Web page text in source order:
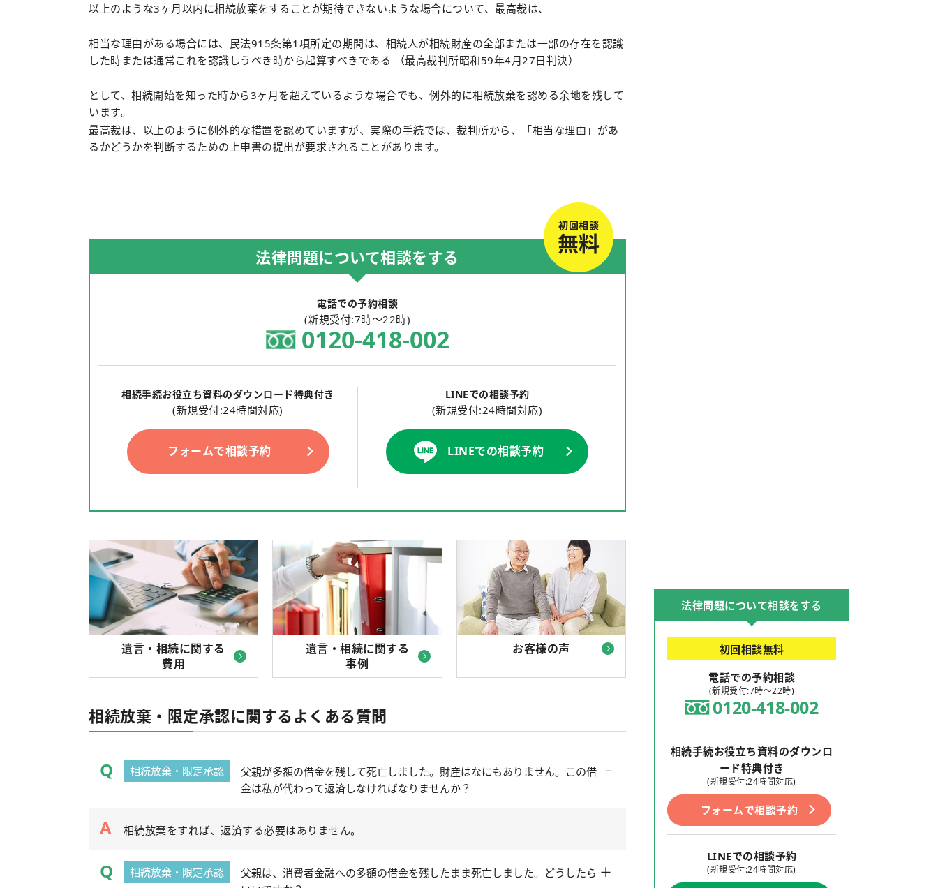
以上のような3ヶ月以内に相続放棄をすることが期待できないような場合について、最高裁は、
相当な理由がある場合には、民法915条第1項所定の期間は、相続人が相続財産の全部または一部の存在を認識
した時または通常これを認識しうべき時から起算すべきである （最高裁判所昭和59年4月27日判決）
として、相続開始を知った時から3ヶ月を超えているような場合でも、例外的に相続放棄を認める余地を残して
います。
最高裁は、以上のように例外的な措置を認めていますが、実際の手続では、裁判所から、「相当な理由」があ
るかどうかを判断するための上申書の提出が要求されることがあります。
初回相談
無料
法律問題について相談をする
電話での予約相談
(新規受付:7時～22時)
0120-418-002
相続手続お役立ち資料のダウンロード特典付き
(新規受付:24時間対応)
フォームで相談予約
LINEでの相談予約
(新規受付:24時間対応)
LINEでの相談予約
遺言・相続に関する
費用
遺言・相続に関する
事例
お客様の声
相続放棄・限定承認に関するよくある質問
相続放棄・限定承認
父親が多額の借金を残して死亡しました。財産はなにもありません。この借
金は私が代わって返済しなければなりませんか？
−
相続放棄をすれば、返済する必要はありません。
相続放棄・限定承認
父親は、消費者金融への多額の借金を残したまま死亡しました。どうしたら ＋
法律問題について相談をする
初回相談無料
電話での予約相談
(新規受付:7時～22時)
0120-418-002
相続手続お役立ち資料のダウンロ
ード特典付き
(新規受付:24時間対応)
フォームで相談予約
LINEでの相談予約
(新規受付:24時間対応)